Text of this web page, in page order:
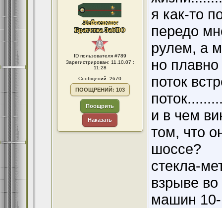
ID пользователя #789
Зарегистрирован: 11.10.07 :
11:28
Сообщений: 2670
ПООЩРЕНИЙ: 103
Поощрить
Наказать
я как-то
передо
рулем, а
но
поток
и в чем
том, что
шоссе?
стекла-
взрыве
машин 10-